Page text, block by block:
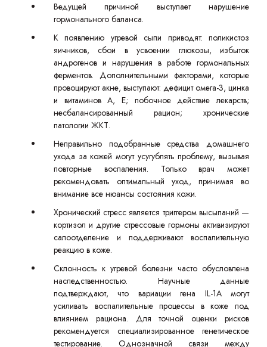
Ведущей причиной выступает нарушение
гормонального баланса.
К появлению угревой сыпи приводят: поликистоз
яичников, сбои в усвоении глюкозы, избыток
андрогенов и нарушения в работе гормональных
ферментов. Дополнительными факторами, которые
провоцируют акне, выступают: дефицит омега-3, цинка
и витаминов А, Е; побочное действие лекарств;
несбалансированный рацион; хронические
патологии ЖКТ.
Неправильно подобранные средства домашнего
ухода за кожей могут усугублять проблему, вызывая
повторные воспаления. Только врач может
рекомендовать оптимальный уход, принимая во
внимание все нюансы состояния кожи.
Хронический стресс является триггером высыпаний —
кортизол и другие стрессовые гормоны активизируют
салоотделение и поддерживают воспалительную
реакцию в коже.
Склонность к угревой болезни часто обусловлена
наследственностью. Научные данные
подтверждают, что вариации гена IL-1A могут
усиливать воспалительные процессы в коже под
влиянием рациона. Для точной оценки рисков
рекомендуется специализированное генетическое
тестирование. Однозначной связи между